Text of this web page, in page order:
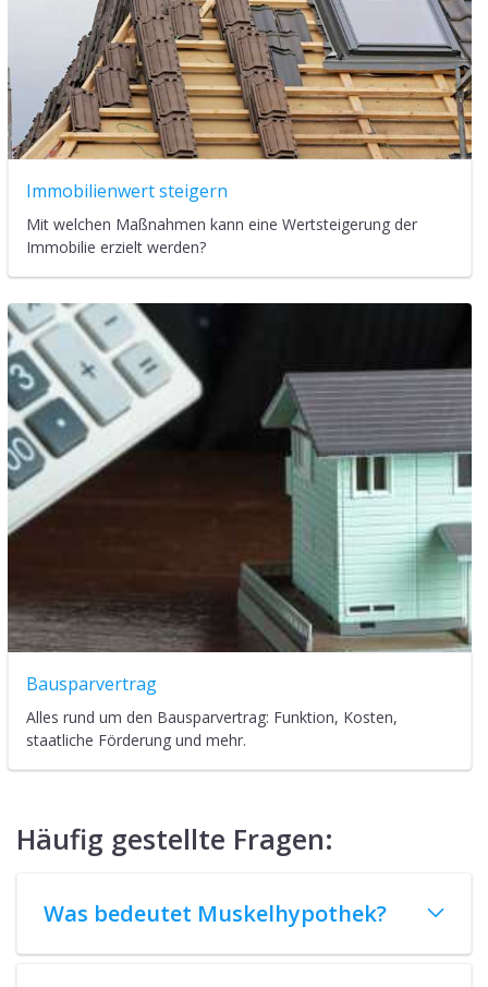
Immobilienwert steigern
Mit welchen Maßnahmen kann eine Wertsteigerung der
Immobilie erzielt werden?
Bausparvertrag
Alles rund um den Bausparvertrag: Funktion, Kosten,
staatliche Förderung und mehr.
Häufig gestellte Fragen:
Was bedeutet Muskelhypothek?